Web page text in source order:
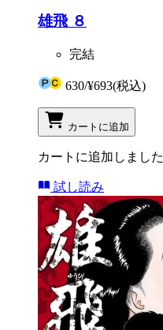
雄飛 ８
完結
630/¥693(税込)
カートに追加
カートに追加しました
試し読み